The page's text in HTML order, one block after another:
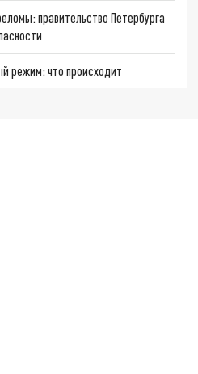
правительство Петербурга
режим: что происходит